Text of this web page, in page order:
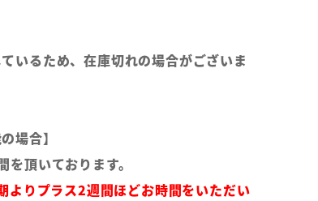
いるため、在庫切れの場合がございま
場合】
頂いております。
よりプラス2週間ほどお時間をいただい